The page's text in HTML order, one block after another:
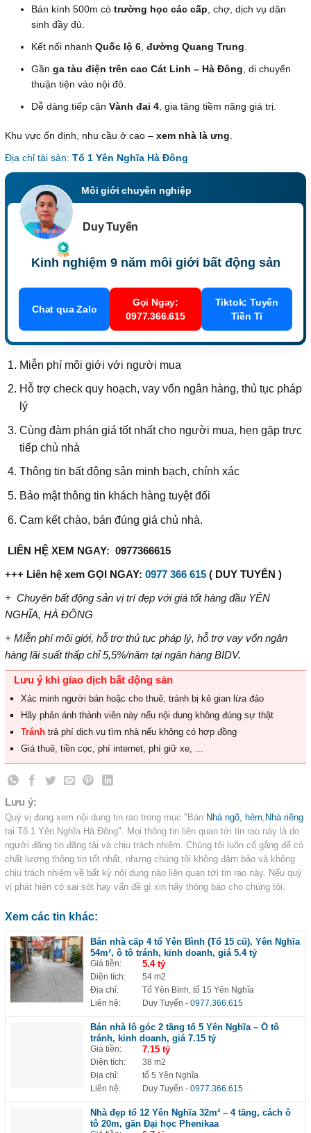
Bán kính 500m cótrường học các cấp , chợ, dịch vụ dân
sinh đầy đủ.
Kết nối nhanhQuốc lộ 6 ,đường Quang Trung
Gầnga tàu điện trên cao Cát Linh – Hà Đông , di chuyển
thuận tiện vào nội đô.
Dễ dàng tiếp cậnVành đai 4 , gia tăng tiềm năng giá trị.
Khu vực ổn định, nhu cầu ở cao – xem nhà là ưng
Địa chỉ tài sản: Tổ 1 Yên Nghĩa Hà Đông
Môi giới chuyên nghiệp
Duy Tuyến
Kinh nghiệm 9 năm môi giới bất động sản
Chat qua Zalo
Gọi Ngay:
0977.366.615
Tiktok: Tuyến
Tiền Tỉ
Miễn phí môi giới với người mua
Hỗ trợ check quy hoạch, vay vốn ngân hàng, thủ tục pháp
lý
Cùng đàm phán giá tốt nhất cho người mua, hẹn gặp trực
tiếp chủ nhà
Thông tin bất động sản minh bạch, chính xác
Bảo mật thông tin khách hàng tuyệt đối
Cam kết chào, bán đúng giá chủ nhà.
LIÊN HỆ XEM NGAY: 0977366615
+++ Liên hệ xem GỌI NGAY: 0977 366 615 ( DUY TUYẾN )
+ Chuyên bất động sản vị trí đẹp với giá tốt hàng đầu YÊN
NGHĨA, HÀ ĐÔNG
+ Miễn phí môi giới, hỗ trợ thủ tục pháp lý, hỗ trợ vay vốn ngân
hàng lãi suất thấp chỉ5,5%/năm tại ngân hàng BIDV.
Lưu ý khi giao dịch bất động sản
Xác minh người bán hoặc cho thuê, tránh bị kẻ gian lừa đảo
Hãy phản ánh thành viên này nếu nội dung không đúng sự thật
Tránh trả phí dịch vụ tìm nhà nếu không có hợp đồng
Giá thuê, tiền cọc, phí internet, phí giữ xe, ...
Lưu ý:
Quý vị đang xem nội dung tin rao trong mục "Bán Nhà ngõ, hẻm Nhà riêng
tại Tổ 1 Yên Nghĩa Hà Đông". Mọi thông tin liên quan tới tin rao này là do
người đăng tin đăng tải và chịu trách nhiệm. Chúng tôi luôn cố gắng để có
chất lượng thông tin tốt nhất, nhưng chúng tôi không đảm bảo và không
chịu trách nhiệm về bất kỳ nội dung nào liên quan tới tin rao này. Nếu quý
vị phát hiện có sai sót hay vấn đề gì xin hãy thông báo cho chúng tôi.
Xem các tin khác:
Bán nhà cấp 4 tổ Yên Bình (Tổ 15 cũ), Yên Nghĩa
54m², ô tô tránh, kinh doanh, giá 5.4 tỷ
Giá tiền: 5.4 tỷ
Diện tích:
54 m2
Địa chỉ:
Tổ Yên Bình, tổ 15 Yên Nghĩa
Liên hệ:
Duy Tuyến -0977.366.615
Bán nhà lô góc 2 tầng tổ 5 Yên Nghĩa – Ô tô
tránh, kinh doanh, giá 7.15 tỷ
Giá tiền: 7.15 tỷ
Diện tích:
38 m2
Địa chỉ:
tổ 5 Yên Nghĩa
Liên hệ:
Duy Tuyến -0977.366.615
Nhà đẹp tổ 12 Yên Nghĩa 32m² – 4 tầng, cách ô
tô 20m, gần Đại học Phenikaa